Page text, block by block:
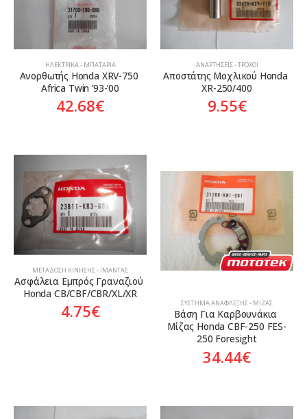
ΗΛΕΚΤΡΙΚΆ - ΜΠΑΤΑΡΊΑ
Ανορθωτής Honda XRV-750
Africa Twin ’93-’00
42.68€
ΑΝΑΡΤΉΣΕΙΣ - ΤΡΟΧΟΊ
Αποστάτης Μοχλικού Honda
XR-250/400
9.55€
ΜΕΤΆΔΟΣΗ ΚΊΝΗΣΗΣ - ΙΜΆΝΤΑΣ
Ασφάλεια Εμπρός Γραναζιού
Honda CB/CBF/CBR/XL/XR
4.75€ ΣΎΣΤΗΜΑ ΑΝΆΦΛΕΞΗΣ - ΜΊΖΑΣ
Βάση Για Καρβουνάκια
Μίζας Honda CBF-250 FES-
250 Foresight
34.44€